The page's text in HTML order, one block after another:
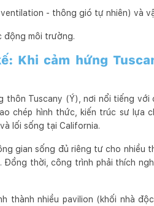
- thông gió tự nhiên) và
động môi trường.
Khi cảm hứng
thôn Tuscany (Ý), nơi nổi tiếng
chép hình thức, kiến trúc sư lựa
lối sống tại California.
gian sống đủ riêng tư cho nhiều
thời, công trình phải thích
thành nhiều pavilion (khối nhà